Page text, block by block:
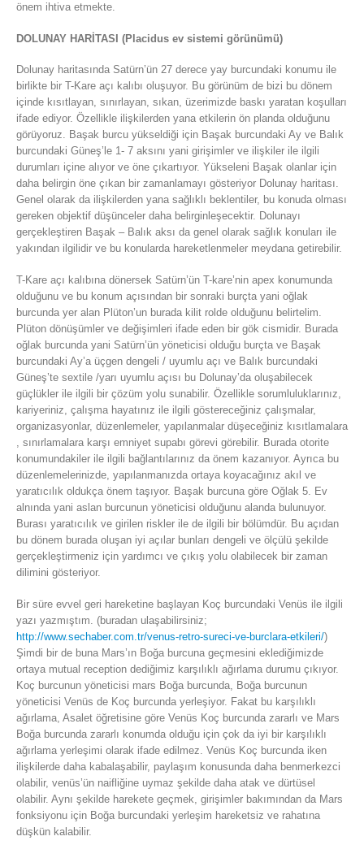
önem ihtiva etmekte.
DOLUNAY HARİTASI (Placidus ev sistemi görünümü)
Dolunay haritasında Satürn’ün 27 derece yay burcundaki konumu ile
birlikte bir T-Kare açı kalıbı oluşuyor. Bu görünüm de bizi bu dönem
içinde kısıtlayan, sınırlayan, sıkan, üzerimizde baskı yaratan koşulları
ifade ediyor. Özellikle ilişkilerden yana etkilerin ön planda olduğunu
görüyoruz. Başak burcu yükseldiği için Başak burcundaki Ay ve Balık
burcundaki Güneş’le 1- 7 aksını yani girişimler ve ilişkiler ile ilgili
durumları içine alıyor ve öne çıkartıyor. Yükseleni Başak olanlar için
daha belirgin öne çıkan bir zamanlamayı gösteriyor Dolunay haritası.
Genel olarak da ilişkilerden yana sağlıklı beklentiler, bu konuda olması
gereken objektif düşünceler daha belirginleşecektir. Dolunayı
gerçekleştiren Başak – Balık aksı da genel olarak sağlık konuları ile
yakından ilgilidir ve bu konularda hareketlenmeler meydana getirebilir.
T-Kare açı kalıbına dönersek Satürn’ün T-kare’nin apex konumunda
olduğunu ve bu konum açısından bir sonraki burçta yani oğlak
burcunda yer alan Plüton’un burada kilit rolde olduğunu belirtelim.
Plüton dönüşümler ve değişimleri ifade eden bir gök cismidir. Burada
oğlak burcunda yani Satürn’ün yöneticisi olduğu burçta ve Başak
burcundaki Ay’a üçgen dengeli / uyumlu açı ve Balık burcundaki
Güneş’te sextile /yarı uyumlu açısı bu Dolunay’da oluşabilecek
güçlükler ile ilgili bir çözüm yolu sunabilir. Özellikle sorumluluklarınız,
kariyeriniz, çalışma hayatınız ile ilgili göstereceğiniz çalışmalar,
organizasyonlar, düzenlemeler, yapılanmalar düşeceğiniz kısıtlamalara
, sınırlamalara karşı emniyet supabı görevi görebilir. Burada otorite
konumundakiler ile ilgili bağlantılarınız da önem kazanıyor. Ayrıca bu
düzenlemelerinizde, yapılanmanızda ortaya koyacağınız akıl ve
yaratıcılık oldukça önem taşıyor. Başak burcuna göre Oğlak 5. Ev
alnında yani aslan burcunun yöneticisi olduğunu alanda bulunuyor.
Burası yaratıcılık ve girilen riskler ile de ilgili bir bölümdür. Bu açıdan
bu dönem burada oluşan iyi açılar bunları dengeli ve ölçülü şekilde
gerçekleştirmeniz için yardımcı ve çıkış yolu olabilecek bir zaman
dilimini gösteriyor.
Bir süre evvel geri hareketine başlayan Koç burcundaki Venüs ile ilgili
yazı yazmıştım. (buradan ulaşabilirsiniz;
http://www.sechaber.com.tr/venus-retro-sureci-ve-burclara-etkileri/)
Şimdi bir de buna Mars’ın Boğa burcuna geçmesini eklediğimizde
ortaya mutual reception dediğimiz karşılıklı ağırlama durumu çıkıyor.
Koç burcunun yöneticisi mars Boğa burcunda, Boğa burcunun
yöneticisi Venüs de Koç burcunda yerleşiyor. Fakat bu karşılıklı
ağırlama, Asalet öğretisine göre Venüs Koç burcunda zararlı ve Mars
Boğa burcunda zararlı konumda olduğu için çok da iyi bir karşılıklı
ağırlama yerleşimi olarak ifade edilmez. Venüs Koç burcunda iken
ilişkilerde daha kabalaşabilir, paylaşım konusunda daha benmerkezci
olabilir, venüs’ün naifliğine uymaz şekilde daha atak ve dürtüsel
olabilir. Aynı şekilde harekete geçmek, girişimler bakımından da Mars
fonksiyonu için Boğa burcundaki yerleşim hareketsiz ve rahatına
düşkün kalabilir.